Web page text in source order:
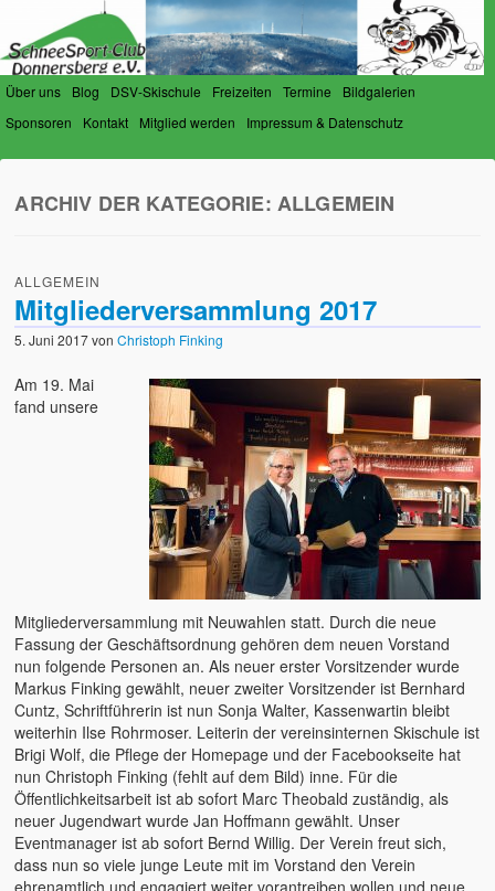
Über uns Blog DSV-Skischule Freizeiten Termine
Bildgalerien
Sponsoren
Kontakt Mitglied werden Impressum & Datenschutz
SchneeSport-Club Donnersberg
e.V.
ARCHIV DER KATEGORIE: ALLGEMEIN
ALLGEMEIN
Mitgliederversammlung 2017
5. Juni 2017 vonChristoph Finking
Am 19. Mai
fand unsere
Mitgliederversammlung mit Neuwahlen statt. Durch die neue
Fassung der Geschäftsordnung gehören dem neuen Vorstand
nun folgende Personen an. Als neuer erster Vorsitzender wurde
Markus Finking gewählt, neuer zweiter Vorsitzender ist Bernhard
Cuntz, Schriftführerin ist nun Sonja Walter, Kassenwartin bleibt
weiterhin Ilse Rohrmoser. Leiterin der vereinsinternen Skischule ist
Brigi Wolf, die Pflege der Homepage und der Facebookseite hat
nun Christoph Finking (fehlt auf dem Bild) inne. Für die
Öffentlichkeitsarbeit ist ab sofort Marc Theobald zuständig, als
neuer Jugendwart wurde Jan Hoffmann gewählt. Unser
Eventmanager ist ab sofort Bernd Willig. Der Verein freut sich,
dass nun so viele junge Leute mit im Vorstand den Verein
ehrenamtlich und engagiert weiter vorantreiben wollen und neue